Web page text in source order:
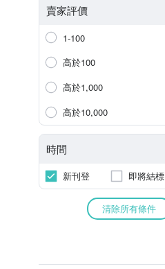
賣家評價
1-100
高於100
高於1,000
高於10,000
時間
新刊登 即將結標
清除所有條件